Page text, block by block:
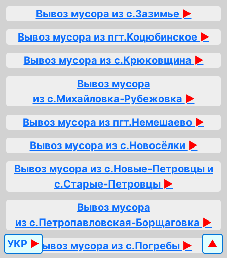
Вывоз мусора из с.Зазимье ►
Вывоз мусора из пгт.Коцюбинское ►
Вывоз мусора из с.Крюковщина ►
Вывоз мусора
из с.Михайловка‑Рубежовка ►
Вывоз мусора из пгт.Немешаево ►
Вывоз мусора из с.Новосёлки ►
Вывоз мусора из с.Новые‑Петровцы и
с.Старые‑Петровцы ►
Вывоз мусора
из с.Петропавловская‑Борщаговка ►
Вывоз мусора из с.Погребы ►
УКР ► ▲